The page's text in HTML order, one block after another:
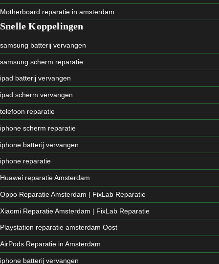
Motherboard reparatie in amsterdam
Snelle Koppelingen
samsung batterij vervangen
samsung scherm reparatie
ipad batterij vervangen
ipad scherm vervangen
telefoon reparatie
iphone scherm reparatie
iphone batterij vervangen
iphone reparatie
Huawei reparatie Amsterdam
Oppo Reparatie Amsterdam | FixLab Reparatie
Xiaomi Reparatie Amsterdam | FixLab Reparatie
Playstation reparatie amsterdam Oost
AirPods Reparatie in Amsterdam
iphone batterij vervangen